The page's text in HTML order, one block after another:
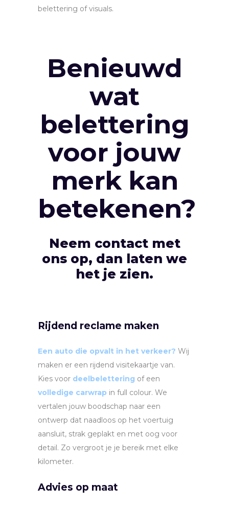
belettering of visuals.
Benieuwd
wat
belettering
voor jouw
merk kan
betekenen?
Neem contact met
ons op, dan laten we
het je zien.
Rijdend reclame maken
Een auto die opvalt in het verkeer? Wij
maken er een rijdend visitekaartje van.
Kies voor deelbelettering of een
volledige carwrap in full colour. We
vertalen jouw boodschap naar een
ontwerp dat naadloos op het voertuig
aansluit, strak geplakt en met oog voor
detail. Zo vergroot je je bereik met elke
kilometer.
Advies op maat